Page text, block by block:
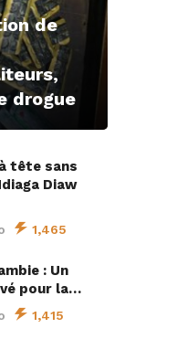
de
drogue
tête sans
Diaw
1,465
: Un
pour la…
1,415